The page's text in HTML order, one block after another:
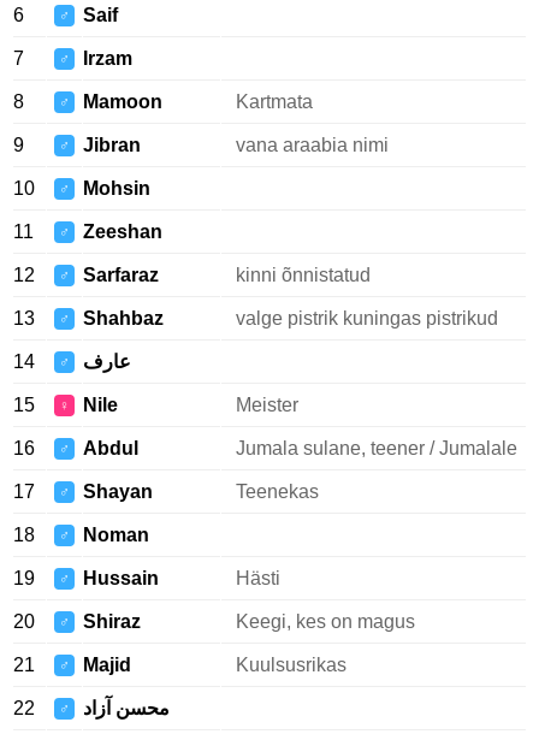
6 ♂ Saif
7 ♂ Irzam
8 ♂ Mamoon Kartmata
9 ♂ Jibran vana araabia nimi
10 ♂ Mohsin
11 ♂ Zeeshan
12 ♂ Sarfaraz kinni õnnistatud
13 ♂ Shahbaz valge pistrik kuningas pistrikud
14 ♂ عارف
15 ♀ Nile Meister
16 ♂ Abdul Jumala sulane, teener / Jumalale
17 ♂ Shayan Teenekas
18 ♂ Noman
19 ♂ Hussain Hästi
20 ♂ Shiraz Keegi, kes on magus
21 ♂ Majid Kuulsusrikas
22 ♂ محسن آزاد